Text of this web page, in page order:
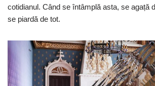
cotidianul. Când se întâmplă asta, se agață
se piardă de tot.